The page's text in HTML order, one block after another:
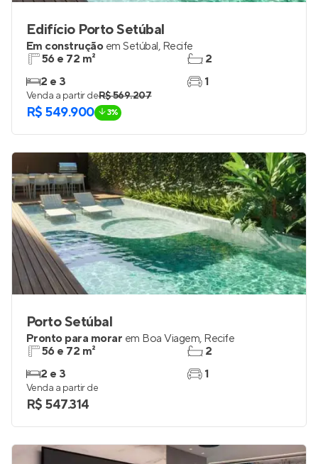
Edifício Porto Setúbal
Em construção em Setúbal, Recife
56 e 72 m²
2 e 3
2
1
Venda a partir deR$ 569.207
R$ 549.900 3%
Porto Setúbal
Pronto para morar em Boa Viagem, Recife
56 e 72 m²
2 e 3
2
1
Venda a partir de
R$ 547.314